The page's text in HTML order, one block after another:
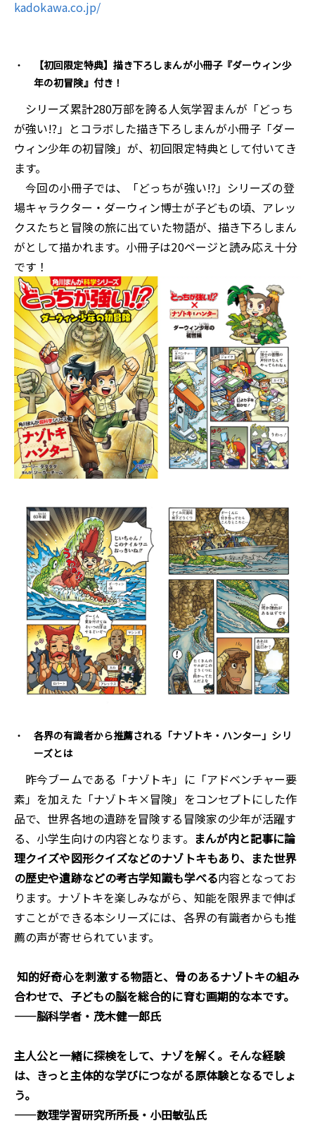
kadokawa.co.jp/
【初回限定特典】描き下ろしまんが小冊子『ダーウィン少
年の初冒険』付き！
シリーズ累計280万部を誇る人気学習まんが「どっち
が強い!?」とコラボした描き下ろしまんが小冊子「ダー
ウィン少年の初冒険」が、初回限定特典として付いてき
ます。
今回の小冊子では、「どっちが強い!?」シリーズの登
場キャラクター・ダーウィン博士が子どもの頃、アレッ
クスたちと冒険の旅に出ていた物語が、描き下ろしまん
がとして描かれます。小冊子は20ページと読み応え十分
です！
各界の有識者から推薦される「ナゾトキ・ハンター」シリ
ーズとは
昨今ブームである「ナゾトキ」に「アドベンチャー要
素」を加えた「ナゾトキ×冒険」をコンセプトにした作
品で、世界各地の遺跡を冒険する冒険家の少年が活躍す
る、小学生向けの内容となります。 まんが内と記事に論
理クイズや図形クイズなどのナゾトキもあり、また世界
の歴史や遺跡などの考古学知識も学べる内容となってお
ります。ナゾトキを楽しみながら、知能を限界まで伸ば
すことができる本シリーズには、各界の有識者からも推
薦の声が寄せられています。
知的好奇心を刺激する物語と、骨のあるナゾトキの組み
合わせで、子どもの脳を総合的に育む画期的な本です。
――脳科学者・茂木健一郎氏
主人公と一緒に探検をして、ナゾを解く。そんな経験
は、きっと主体的な学びにつながる原体験となるでしょ
う。
――数理学習研究所所長・小田敏弘氏